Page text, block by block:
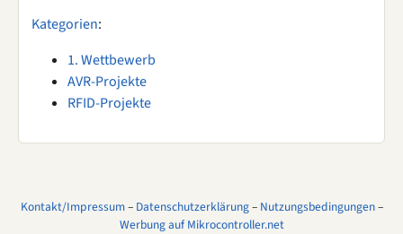
Kategorien:
1. Wettbewerb
AVR-Projekte
RFID-Projekte
Kontakt/Impressum– Datenschutzerklärung– Nutzungsbedingungen–
Werbung auf Mikrocontroller.net